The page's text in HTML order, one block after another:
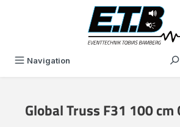
Navigation
Global Truss F31 100 cm